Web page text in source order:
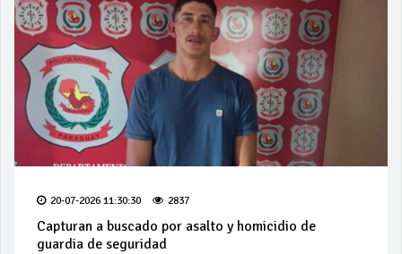
20-07-2026 11:30:30 2837
Capturan a buscado por asalto y homicidio de
guardia de seguridad